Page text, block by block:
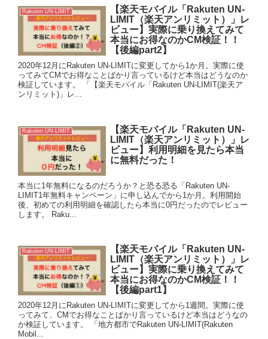
Rakuten UN-LIMIT
【楽天モバイル「Rakuten UN-
LIMIT（楽天アンリミット）」レ
ビュー】実際に乗り換えてみて
本当にお得なのかCM検証！！
【後編part2】
2020年12月にRakuten UN-LIMITに変更してから1か月。実際に使
ってみてCMでお得なことばかり言っているけど本当はどうなのか
検証しています。 「【楽天モバイル「Rakuten UN-LIMIT(楽天ア
ンリミット)」レ...
Rakuten UN-LIMIT
【楽天モバイル「Rakuten UN-
LIMIT（楽天アンリミット）」レ
ビュー】利用明細を見たら本当
に無料だった！
本当に1年無料になるのだろうか？と恐る恐る「Rakuten UN-
LIMIT1年無料キャンペーン」に申し込んでから1か月。利用開始
後、初めての利用明細を確認したら本当に0円だったのでレビュー
します。 Raku...
Rakuten UN-LIMIT
【楽天モバイル「Rakuten UN-
LIMIT（楽天アンリミット）」レ
ビュー】実際に乗り換えてみて
本当にお得なのかCM検証！！
【後編part1】
2020年12月にRakuten UN-LIMITに変更してから1週間。実際に使
ってみて、CMでお得なことばかり言っているけど本当はどうなの
か検証しています。 「地方都市でRakuten UN-LIMIT(Rakuten
Mobil...